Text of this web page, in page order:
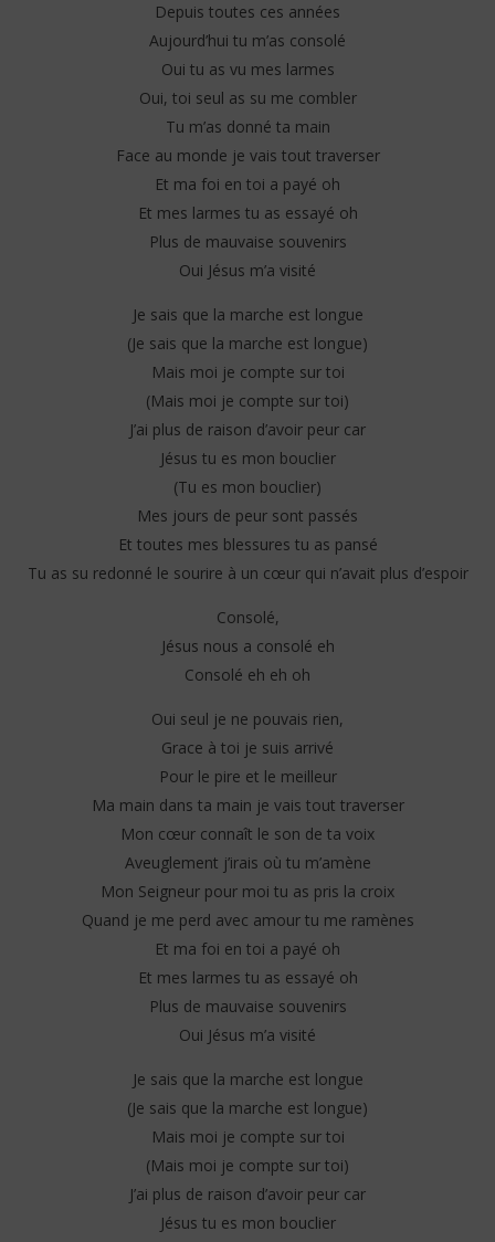
NOW VIEWING
Deborah Lukalu – Consolé (Lyrics)
Depuis toutes ces années
Aujourd’hui tu m’as consolé
Oui tu as vu mes larmes
Oui, toi seul as su me combler
Tu m’as donné ta main
Face au monde je vais tout traverser
Et ma foi en toi a payé oh
Et mes larmes tu as essayé oh
Plus de mauvaise souvenirs
Oui Jésus m’a visité
Je sais que la marche est longue
(Je sais que la marche est longue)
Mais moi je compte sur toi
(Mais moi je compte sur toi)
J’ai plus de raison d’avoir peur car
Jésus tu es mon bouclier
(Tu es mon bouclier)
Mes jours de peur sont passés
Et toutes mes blessures tu as pansé
Tu as su redonné le sourire à un cœur qui n’avait plus d’espoir
Consolé,
Jésus nous a consolé eh
Consolé eh eh oh
Oui seul je ne pouvais rien,
Grace à toi je suis arrivé
Pour le pire et le meilleur
Ma main dans ta main je vais tout traverser
Mon cœur connaît le son de ta voix
Aveuglement j’irais où tu m’amène
Mon Seigneur pour moi tu as pris la croix
Quand je me perd avec amour tu me ramènes
Et ma foi en toi a payé oh
Et mes larmes tu as essayé oh
Plus de mauvaise souvenirs
Oui Jésus m’a visité
Je sais que la marche est longue
(Je sais que la marche est longue)
Mais moi je compte sur toi
(Mais moi je compte sur toi)
J’ai plus de raison d’avoir peur car
Jésus tu es mon bouclier